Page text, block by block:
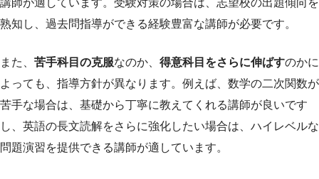
講師が適しています。受験対策の場合は、志望校の出題傾向を
熟知し、過去問指導ができる経験豊富な講師が必要です。
また、 苦手科目の克服なのか、 得意科目をさらに伸ばすのかに
よっても、指導方針が異なります。例えば、数学の二次関数が
苦手な場合は、基礎から丁寧に教えてくれる講師が良いです
し、英語の長文読解をさらに強化したい場合は、ハイレベルな
問題演習を提供できる講師が適しています。